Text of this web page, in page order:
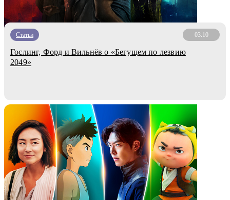
Статьи 03.10
Гослинг, Форд и Вильнёв о «Бегущем по лезвию
2049»